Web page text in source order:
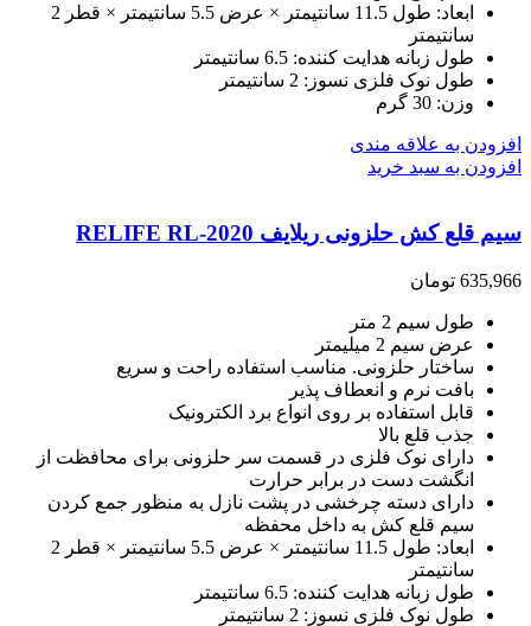
ابعاد: طول 11.5 سانتیمتر × عرض 5.5 سانتیمتر × قطر 2
سانتیمتر
طول زبانه هدایت کننده: 6.5 سانتیمتر
طول نوک فلزی نسوز: 2 سانتیمتر
وزن: 30 گرم
افزودن به علاقه مندی
افزودن به سبد خرید
سیم قلع کش حلزونی ریلایف RELIFE RL-2020
635,966 تومان
طول سیم 2 متر
عرض سیم 2 میلیمتر
ساختار حلزونی. مناسب استفاده راحت و سریع
بافت نرم و انعطاف پذیر
قابل استفاده بر روی انواع برد الکترونیک
جذب قلع بالا
دارای نوک فلزی در قسمت سر حلزونی برای محافظت از
انگشت دست در برابر حرارت
دارای دسته چرخشی در پشت نازل به منظور جمع کردن
سیم قلع کش به داخل محفظه
ابعاد: طول 11.5 سانتیمتر × عرض 5.5 سانتیمتر × قطر 2
سانتیمتر
طول زبانه هدایت کننده: 6.5 سانتیمتر
طول نوک فلزی نسوز: 2 سانتیمتر